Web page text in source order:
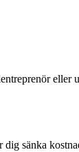
eller
sänka